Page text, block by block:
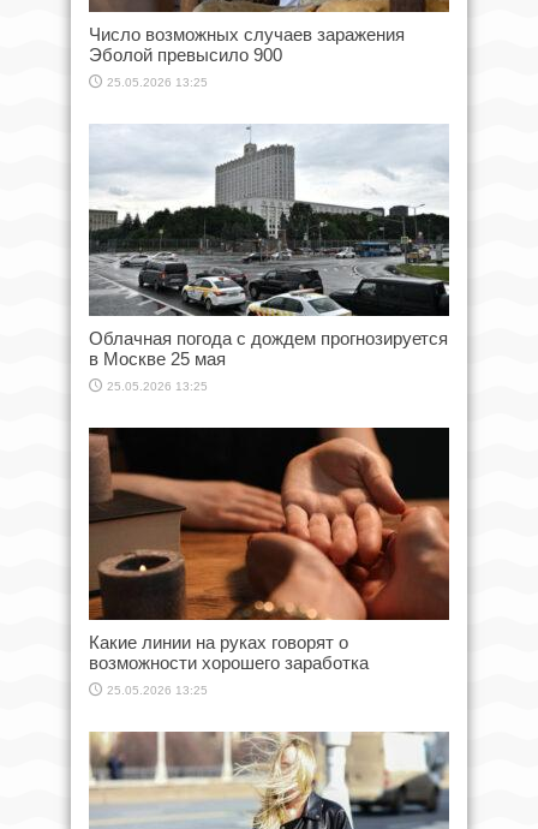
Число возможных случаев заражения
Эболой превысило 900
25.05.2026 13:25
Облачная погода с дождем прогнозируется
в Москве 25 мая
25.05.2026 13:25
Какие линии на руках говорят о
возможности хорошего заработка
25.05.2026 13:25